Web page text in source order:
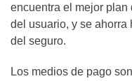
encuentra el mejor
del usuario, y se ahorra
del seguro.
Los medios de pago